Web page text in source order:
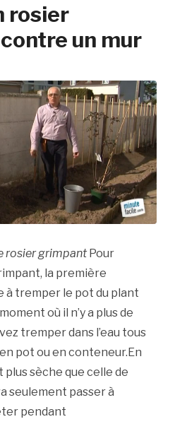
rosier
un mur
rosier grimpantPour
la première
à tremper le pot du plant
où il n’y a plus de
tremper dans l’eau tous
pot ou en conteneur.En
sèche que celle de
seulement passer à
pendant